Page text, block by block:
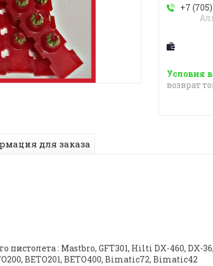
+7
возврат
для заказа
: Mastbro, GFT301, Hilti DX-460, DX-36,
BETO201, BETO400, Bimatic72, Bimatic42